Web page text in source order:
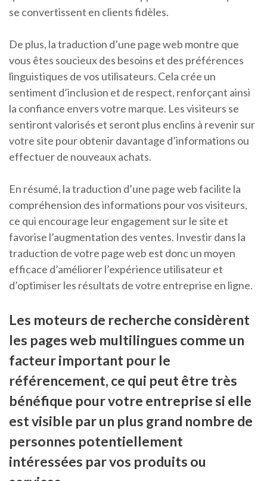
se convertissent en clients fidèles.
De plus, la traduction d’une page web montre que
vous êtes soucieux des besoins et des préférences
linguistiques de vos utilisateurs. Cela crée un
sentiment d’inclusion et de respect, renforçant ainsi
la confiance envers votre marque. Les visiteurs se
sentiront valorisés et seront plus enclins à revenir sur
votre site pour obtenir davantage d’informations ou
effectuer de nouveaux achats.
En résumé, la traduction d’une page web facilite la
compréhension des informations pour vos visiteurs,
ce qui encourage leur engagement sur le site et
favorise l’augmentation des ventes. Investir dans la
traduction de votre page web est donc un moyen
efficace d’améliorer l’expérience utilisateur et
d’optimiser les résultats de votre entreprise en ligne.
Les moteurs de recherche considèrent
les pages web multilingues comme un
facteur important pour le
référencement, ce qui peut être très
bénéfique pour votre entreprise si elle
est visible par un plus grand nombre de
personnes potentiellement
intéressées par vos produits ou